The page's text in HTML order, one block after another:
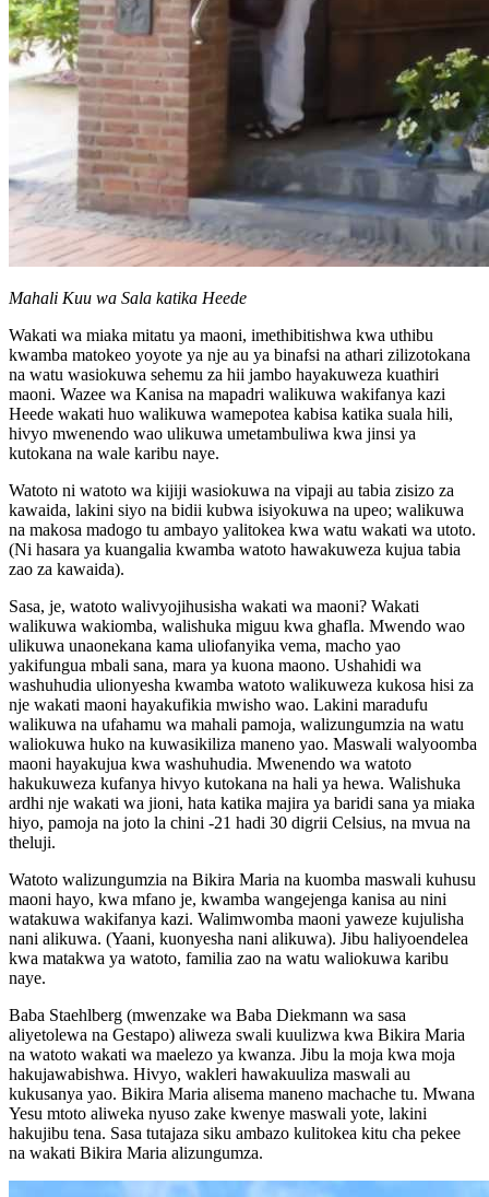
Mahali Kuu wa Sala katika Heede
Wakati wa miaka mitatu ya maoni, imethibitishwa kwa uthibu
kwamba matokeo yoyote ya nje au ya binafsi na athari zilizotokana
na watu wasiokuwa sehemu za hii jambo hayakuweza kuathiri
maoni. Wazee wa Kanisa na mapadri walikuwa wakifanya kazi
Heede wakati huo walikuwa wamepotea kabisa katika suala hili,
hivyo mwenendo wao ulikuwa umetambuliwa kwa jinsi ya
kutokana na wale karibu naye.
Watoto ni watoto wa kijiji wasiokuwa na vipaji au tabia zisizo za
kawaida, lakini siyo na bidii kubwa isiyokuwa na upeo; walikuwa
na makosa madogo tu ambayo yalitokea kwa watu wakati wa utoto.
(Ni hasara ya kuangalia kwamba watoto hawakuweza kujua tabia
zao za kawaida).
Sasa, je, watoto walivyojihusisha wakati wa maoni? Wakati
walikuwa wakiomba, walishuka miguu kwa ghafla. Mwendo wao
ulikuwa unaonekana kama uliofanyika vema, macho yao
yakifungua mbali sana, mara ya kuona maono. Ushahidi wa
washuhudia ulionyesha kwamba watoto walikuweza kukosa hisi za
nje wakati maoni hayakufikia mwisho wao. Lakini maradufu
walikuwa na ufahamu wa mahali pamoja, walizungumzia na watu
waliokuwa huko na kuwasikiliza maneno yao. Maswali walyoomba
maoni hayakujua kwa washuhudia. Mwenendo wa watoto
hakukuweza kufanya hivyo kutokana na hali ya hewa. Walishuka
ardhi nje wakati wa jioni, hata katika majira ya baridi sana ya miaka
hiyo, pamoja na joto la chini -21 hadi 30 digrii Celsius, na mvua na
theluji.
Watoto walizungumzia na Bikira Maria na kuomba maswali kuhusu
maoni hayo, kwa mfano je, kwamba wangejenga kanisa au nini
watakuwa wakifanya kazi. Walimwomba maoni yaweze kujulisha
nani alikuwa. (Yaani, kuonyesha nani alikuwa). Jibu haliyoendelea
kwa matakwa ya watoto, familia zao na watu waliokuwa karibu
naye.
Baba Staehlberg (mwenzake wa Baba Diekmann wa sasa
aliyetolewa na Gestapo) aliweza swali kuulizwa kwa Bikira Maria
na watoto wakati wa maelezo ya kwanza. Jibu la moja kwa moja
hakujawabishwa. Hivyo, wakleri hawakuuliza maswali au
kukusanya yao. Bikira Maria alisema maneno machache tu. Mwana
Yesu mtoto aliweka nyuso zake kwenye maswali yote, lakini
hakujibu tena. Sasa tutajaza siku ambazo kulitokea kitu cha pekee
na wakati Bikira Maria alizungumza.